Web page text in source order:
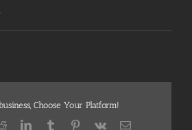
Choose Your Platform!
RedditLinkedInTumblr Pinterest
Vk Email